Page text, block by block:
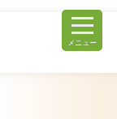
メニュー